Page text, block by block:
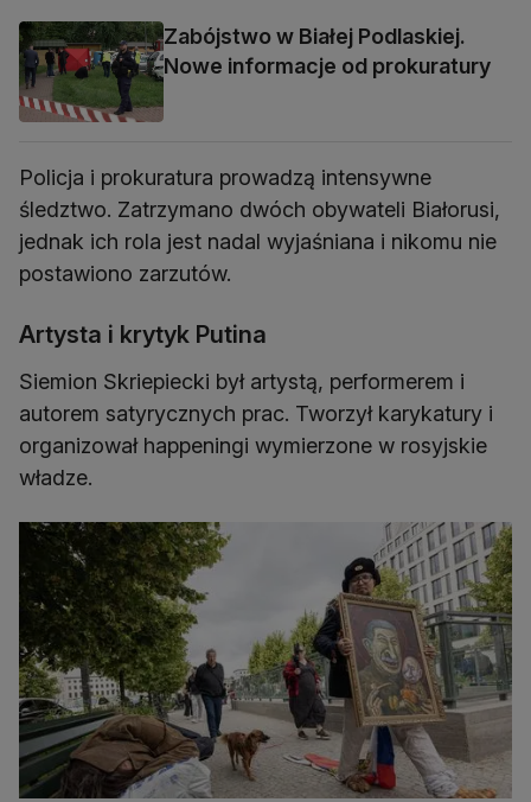
Zabójstwo w Białej Podlaskiej.
Nowe informacje od prokuratury
Policja i prokuratura prowadzą intensywne
śledztwo. Zatrzymano dwóch obywateli Białorusi,
jednak ich rola jest nadal wyjaśniana i nikomu nie
postawiono zarzutów.
Artysta i krytyk Putina
Siemion Skriepiecki był artystą, performerem i
autorem satyrycznych prac. Tworzył karykatury i
organizował happeningi wymierzone w rosyjskie
władze.